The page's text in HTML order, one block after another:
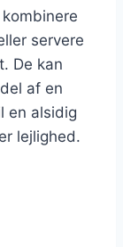
servere
De kan
af en
en alsidig
lejlighed.